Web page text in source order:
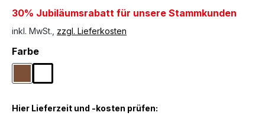
30% Jubiläumsrabatt für unsere Stammkunden
inkl. MwSt., zzgl. Lieferkosten
Farbeauswählen
BraunWeiß
Hier Lieferzeit und -kosten prüfen: